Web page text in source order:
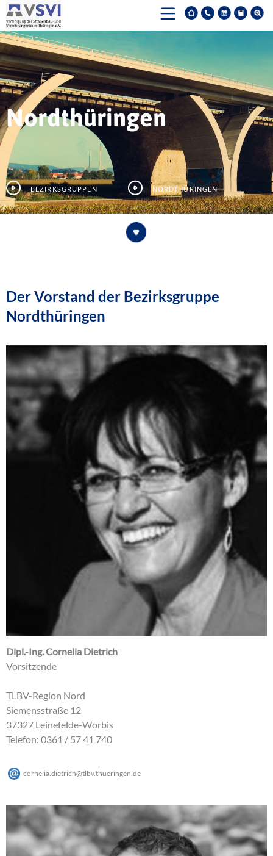
Nordthüringen
Bezirksgruppen Nordthüringen
Der Vorstand der Bezirksgruppe
Nordthüringen
Dipl.-Ing. Cornelia Dietrich
Vorsitzende
TLBV-Region Nord
Siemensstraße 12
37327 Leinefelde-Worbis
Telefon: 0361 / 57 41 740
cornelia.dietrich@tlbv.thueringen de